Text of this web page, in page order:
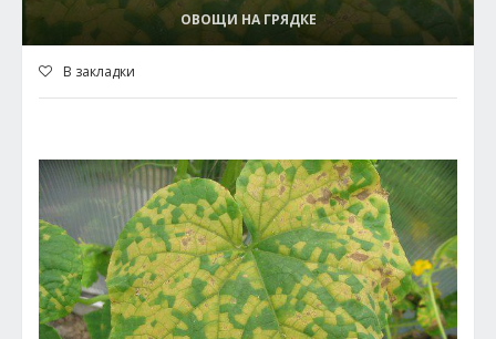
ОВОЩИ НА ГРЯДКЕ
В закладки